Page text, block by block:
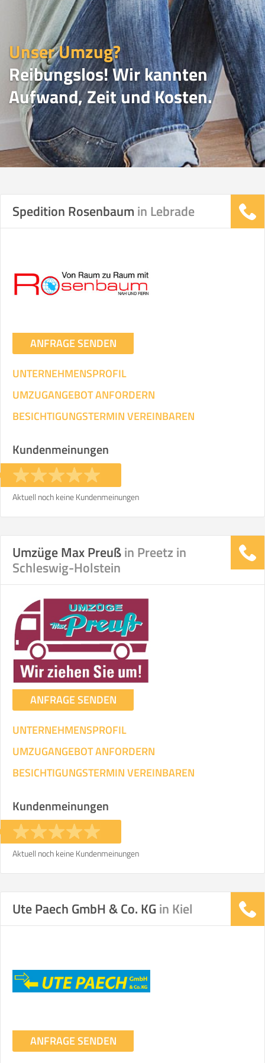
Unser Umzug?
Reibungslos! Wir kannten
Aufwand, Zeit und Kosten.
UMZUGSVERGLEICH
Umzugsdaten für Tragen und
Transportieren
Ihre Angaben:
am
Selbst umziehen
Stunden
KOSTENSCHÄTZUNG:
ICH WILL SELBST UMZIEHEN
Mit Umzugsunternehmen
Mitarbeiter Zeit pro Mitarbeiter Gesamt-Arbeitszeit
KOSTENSCHÄTZUNG:
ICH MÖCHTE ANGEBOTE ANFORDERN
SO ERRECHNET SICH DIE KOSTENSCHÄTZUNG
Spedition Rosenbaum in Lebrade
ANFRAGE SENDEN
UNTERNEHMENSPROFIL
UMZUGANGEBOT ANFORDERN
BESICHTIGUNGSTERMIN VEREINBAREN
Kundenmeinungen
Aktuell noch keine Kundenmeinungen
Umzüge Max Preußin Preetz in
Schleswig-Holstein
ANFRAGE SENDEN
UNTERNEHMENSPROFIL
UMZUGANGEBOT ANFORDERN
BESICHTIGUNGSTERMIN VEREINBAREN
Kundenmeinungen
Aktuell noch keine Kundenmeinungen
Ute Paech GmbH & Co. KGin Kiel
ANFRAGE SENDEN